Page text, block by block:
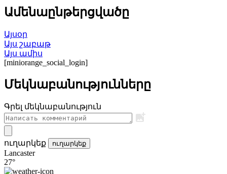
Ամենաընթերցվածը
Այսօր
Այս շաբաթ
Այս ամիս
[miniorange_social_login]
Մեկնաբանությունները
Գրել մեկնաբանություն
ուղարկեք ուղարկեք
Lancaster
27°